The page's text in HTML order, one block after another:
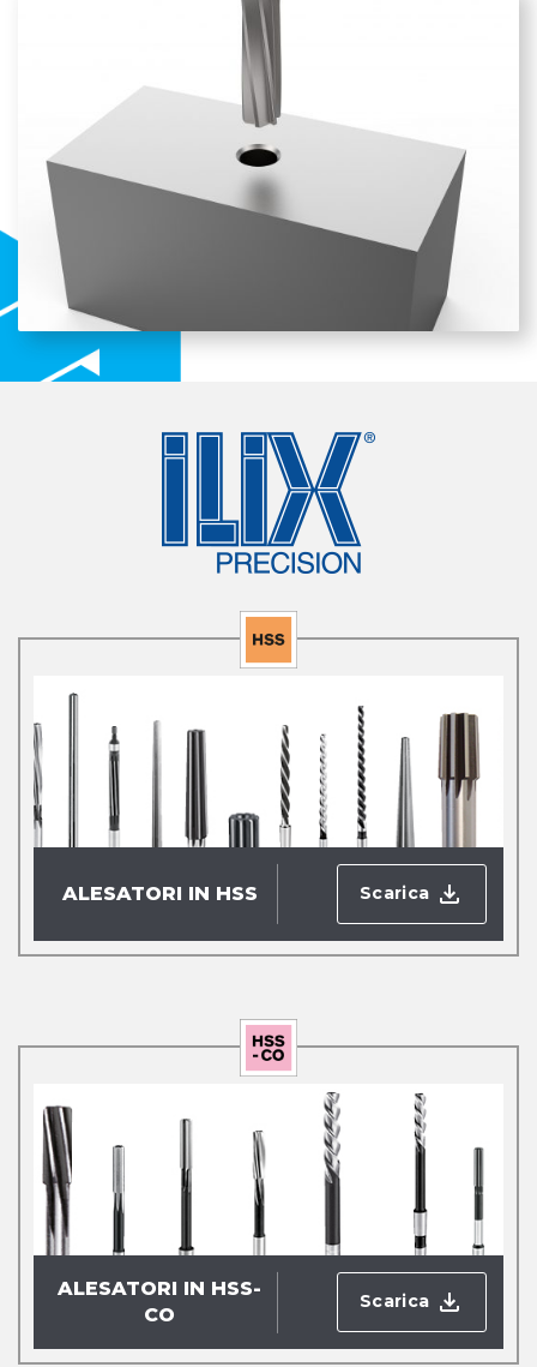
ALESATORI IN HSS Scarica
ALESATORI IN HSS-
CO
Scarica